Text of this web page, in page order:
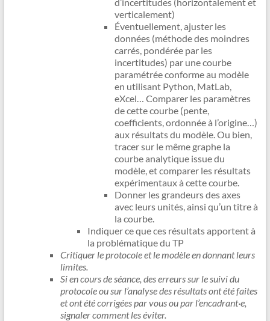
verticalement)
Éventuellement, ajuster les
données (méthode des moindres
carrés, pondérée par les
incertitudes) par une courbe
paramétrée conforme au modèle
en utilisant Python, MatLab,
eXcel… Comparer les paramètres
de cette courbe (pente,
coefficients, ordonnée à l’origine…)
aux résultats du modèle. Ou bien,
tracer sur le même graphe la
courbe analytique issue du
modèle, et comparer les résultats
expérimentaux à cette courbe.
Donner les grandeurs des axes
avec leurs unités, ainsi qu’un titre à
la courbe.
Indiquer ce que ces résultats apportent à
la problématique du TP
Critiquer le protocole et le modèle en donnant leurs
limites.
Si en cours de séance, des erreurs sur le suivi du
protocole ou sur l’analyse des résultats ont été faites
et ont été corrigées par vous ou par l’encadrant·e,
signaler comment les éviter.